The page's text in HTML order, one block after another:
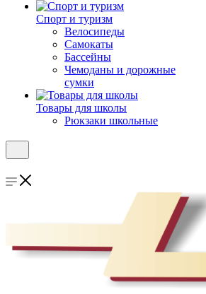
Спорт и туризм
Велосипеды
Самокаты
Бассейны
Чемоданы и дорожные
сумки
Товары для школы
Рюкзаки школьные